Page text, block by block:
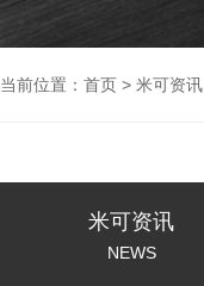
当前位置： 首页 > 米可资讯
米可资讯
NEWS